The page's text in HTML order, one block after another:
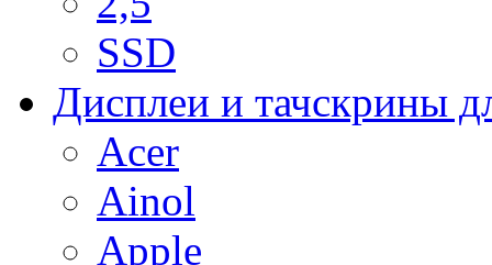
SSD
Дисплеи и тачскрины
Acer
Ainol
Apple